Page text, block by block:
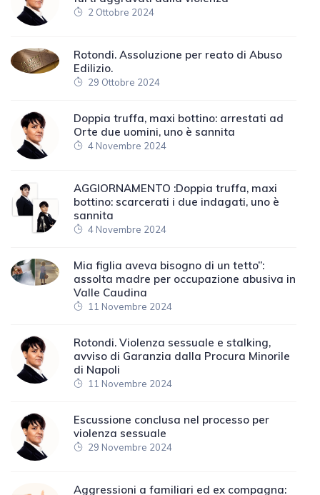
2 Ottobre 2024
Rotondi. Assoluzione per reato di Abuso
Edilizio.
29 Ottobre 2024
Doppia truffa, maxi bottino: arrestati ad
Orte due uomini, uno è sannita
4 Novembre 2024
AGGIORNAMENTO :Doppia truffa, maxi
bottino: scarcerati i due indagati, uno è
sannita
4 Novembre 2024
Mia figlia aveva bisogno di un tetto”:
assolta madre per occupazione abusiva in
Valle Caudina
11 Novembre 2024
Rotondi. Violenza sessuale e stalking,
avviso di Garanzia dalla Procura Minorile
di Napoli
11 Novembre 2024
Escussione conclusa nel processo per
violenza sessuale
29 Novembre 2024
Aggressioni a familiari ed ex compagna: